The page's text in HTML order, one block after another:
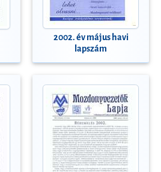
2002. év május havi
lapszám